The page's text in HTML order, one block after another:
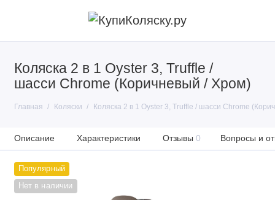
Коляска 2 в 1 Oyster 3, Truffle /
шасси Chrome (Коричневый / Хром)
Главная Коляски Коляска 2 в 1 Oyster 3, Truffle / шасси Chrome
Описание Характеристики Отзывы 0 Вопросы и
Популярный
Нет в наличии